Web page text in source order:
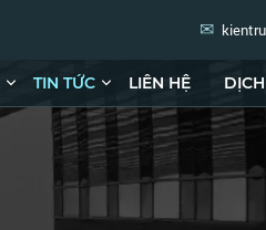
TIN TỨC LIÊN HỆ